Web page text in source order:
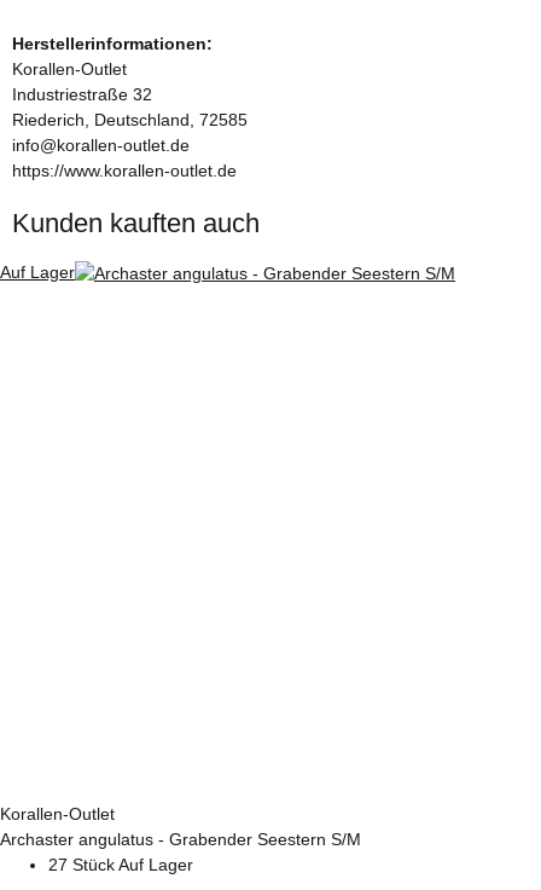
Herstellerinformationen:
Korallen-Outlet
Industriestraße 32
Riederich, Deutschland, 72585
info@korallen-outlet.de
https://www.korallen-outlet.de
Kunden kauften auch
Auf Lager
Korallen-Outlet
Archaster angulatus - Grabender Seestern S/M
27 Stück Auf Lager